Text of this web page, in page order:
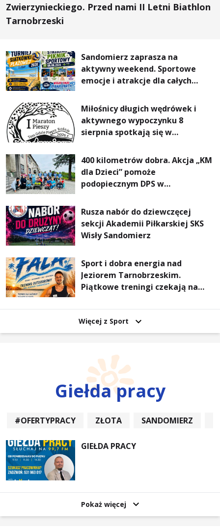
Zwierzynieckiego. Przed nami II Letni Biathlon
Tarnobrzeski
Sandomierz zaprasza na
aktywny weekend. Sportowe
emocje i atrakcje dla całych
Miłośnicy długich wędrówek i
aktywnego wypoczynku 8
sierpnia spotkają się w
Pieszym „Tam Gdzie Pieprz
Rośnie”
400 kilometrów dobra. Akcja „KM
dla Dzieci” pomoże
podopiecznym DPS w
Rusza nabór do dziewczęcej
sekcji Akademii Piłkarskiej SKS
Wisły Sandomierz
Sport i dobra energia nad
Jeziorem Tarnobrzeskim.
Piątkowe treningi czekają na
Więcej z Sport
Giełda pracy
#OFERTYPRACY ZŁOTA SANDOMIERZ
GIEŁDA PRACY
Pokaż więcej